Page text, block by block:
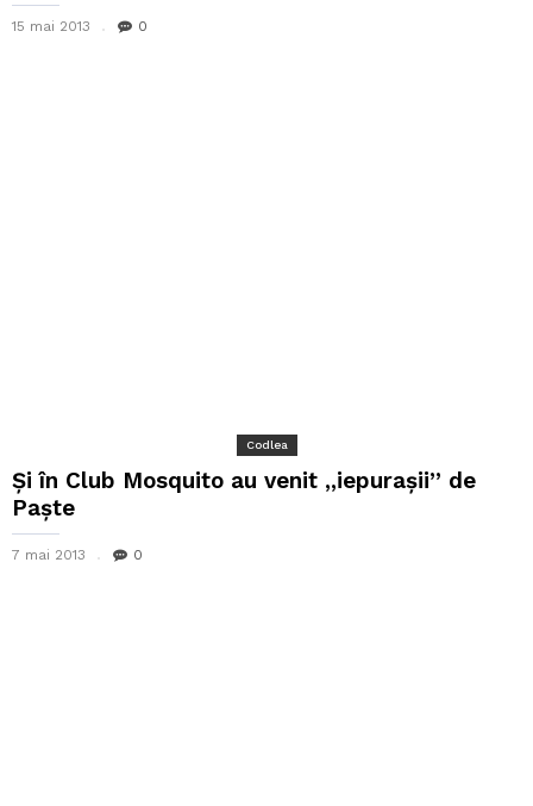
15 mai 2013 0
Codlea
Şi în Club Mosquito au venit ,,iepuraşii” de
Paşte
7 mai 2013 0